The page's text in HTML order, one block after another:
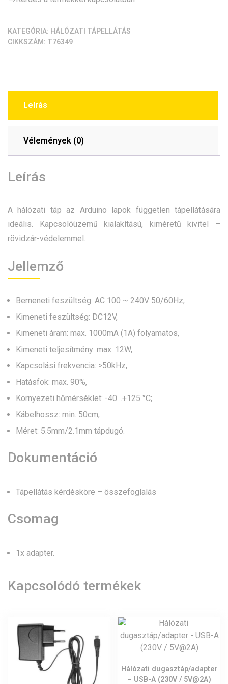
KATEGÓRIA: HÁLÓZATI TÁPELLÁTÁS
CIKKSZÁM: T76349
Leírás
Vélemények (0)
Leírás
A hálózati táp az Arduino lapok független tápellátására
ideális. Kapcsolóüzemű kialakítású, kiméretű kivitel –
rövidzár-védelemmel.
Jellemző
Bemeneti feszültség: AC 100 ~ 240V 50/60Hz,
Kimeneti feszültség: DC12V,
Kimeneti áram: max. 1000mA (1A) folyamatos,
Kimeneti teljesítmény: max. 12W,
Kapcsolási frekvencia: >50kHz,
Hatásfok: max. 90%,
Környezeti hőmérséklet: -40…+125 °C;
Kábelhossz: min. 50cm,
Méret: 5.5mm/2.1mm tápdugó.
Dokumentáció
Tápellátás kérdésköre – összefoglalás
Csomag
1x adapter.
Kapcsolódó termékek
Hálózati dugasztáp/adapter
– USB-A (230V / 5V@2A)